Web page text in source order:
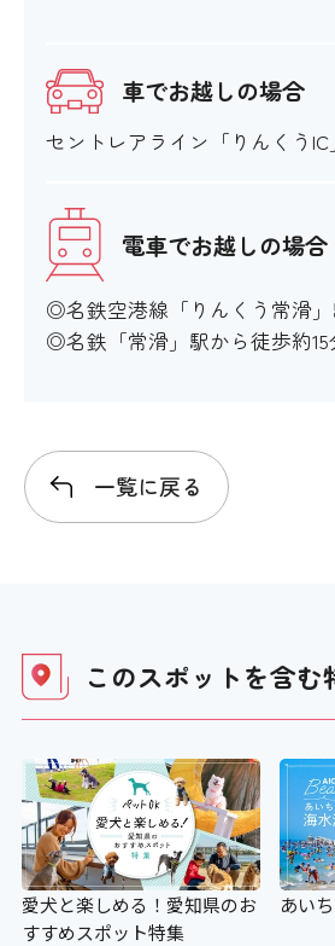
車でお越しの場合
セントレアライン「りんくう
電車でお越しの場合
◎名鉄空港線「りんくう常滑
◎名鉄「常滑」駅から徒歩約15
一覧に戻る
このスポットを含む
愛犬と楽しめる！愛知県のお
すすめスポット特集
あい